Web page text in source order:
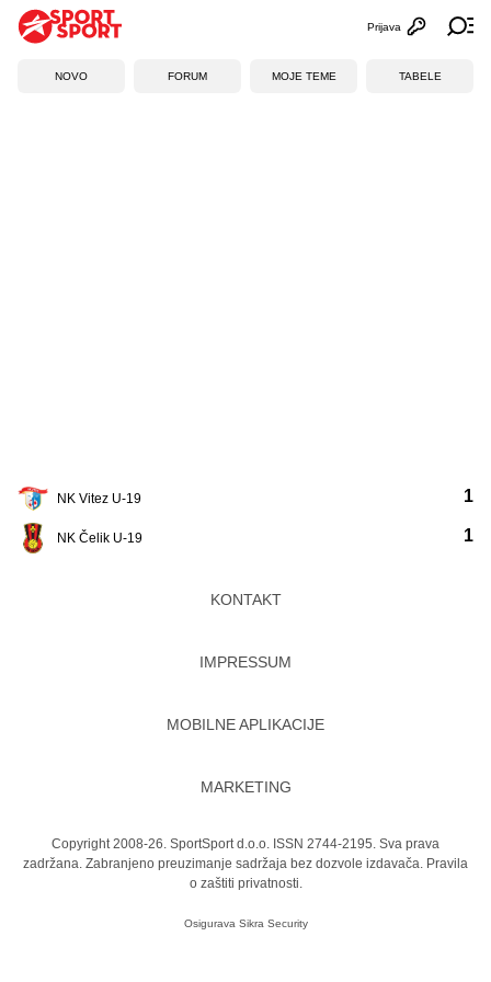
Otvori
Prijava
NOVO FORUM MOJE TEME TABELE
NK Vitez U-19
NK Čelik U-19
1
1
KONTAKT
IMPRESSUM
MOBILNE APLIKACIJE
MARKETING
Copyright 2008-26. SportSport d.o.o. ISSN 2744-2195. Sva prava
zadržana. Zabranjeno preuzimanje sadržaja bez dozvole izdavača. Pravila
o zaštiti privatnosti.
Osigurava Sikra Security